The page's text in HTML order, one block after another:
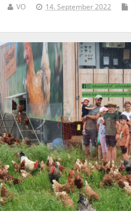
VO 14. September 2022